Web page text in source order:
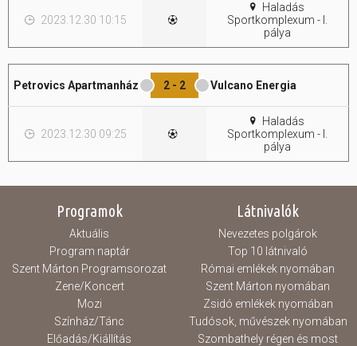
2023.12.30 10:15
Haladás
Sportkomplexum - I.
pálya
Petrovics Apartmanház 2 - 2 Vulcano Energia
2023.12.30 09:25
Haladás
Sportkomplexum - I.
pálya
Programok
Aktuális
Program naptár
Szent Márton Programsorozat
Zene/Koncert
Mozi
Színház/Tánc
Előadás/Kiállítás
Látnivalók
Nevezetes polgárok
Top 10 látnivaló
Római emlékek nyomában
Szent Márton nyomában
Zsidó emlékek nyomában
Tudósok, művészek nyomában
Szombathely régen és most